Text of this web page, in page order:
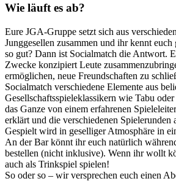
Wie läuft es ab?
Eure JGA-Gruppe setzt sich aus
Junggesellen zusammen und ihr kennt
so gut? Dann ist Socialmatch die Antwort.
Zwecke konzipiert Leute
ermöglichen, neue Freundschaften zu
Socialmatch verschiedene Elemente aus
Gesellschaftsspieleklassikern wie Tabu
das Ganze von einem erfahrenen
erklärt und die verschiedenen Spielerunden
Gespielt wird in geselliger Atmosphäre in
An der Bar könnt ihr euch natürlich
bestellen (nicht inklusive). Wenn ihr wollt
auch als Trinkspiel spielen!
So oder so – wir versprechen euch einen